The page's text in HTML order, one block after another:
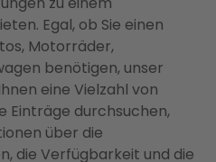
Egal, ob Sie einen
Motorräder,
benötigen, unser
eine Vielzahl von
Einträge durchsuchen,
über die
die Verfügbarkeit und die